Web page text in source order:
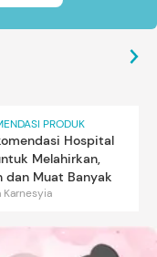
PRODUK
Hospital
Melahirkan,
dan Muat Banyak
Karnesyia